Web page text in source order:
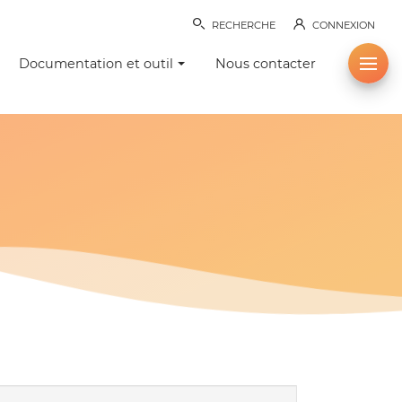
RECHERCHE CONNEXION
Documentation et outil Nous contacter